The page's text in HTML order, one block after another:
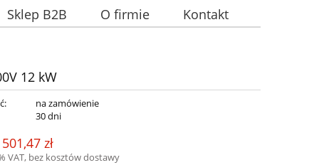
Sklep B2B O firmie Kontakt
12 kW
na zamówienie
30 dni
zł
VAT, bez kosztów dostawy